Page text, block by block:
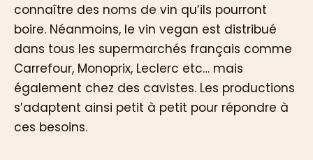
connaître des noms de vin qu’ils pourront
boire. Néanmoins, le vin vegan est distribué
dans tous les supermarchés français comme
Carrefour, Monoprix, Leclerc etc… mais
également chez des cavistes. Les productions
s’adaptent ainsi petit à petit pour répondre à
ces besoins.